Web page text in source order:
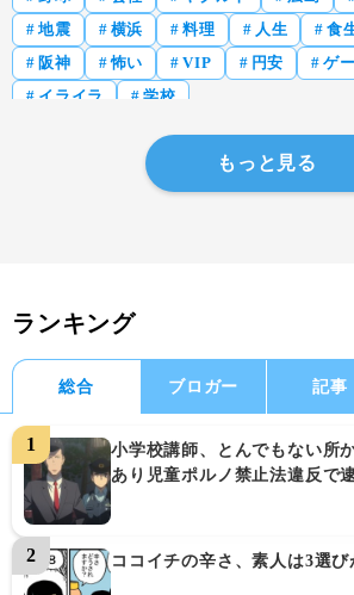
地震
横浜 料理 人生 食
阪神
怖い VIP 円安 ゲ
イライラ
学校
もっと見る
ランキング
総合 ブロガー 記事
小学校講師、とんでもない所
あり児童ポルノ禁止法違反で
ココイチの辛さ、素人は3選び